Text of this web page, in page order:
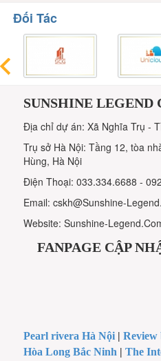
Đối Tác
SUNSHINE LEGEND
Địa chỉ dự án: Xã Nghĩa Trụ -
Trụ sở Hà Nội: Tầng 12, tòa
Hùng, Hà Nội
Điện Thoại: 033.334.6688 -
Email: cskh@Sunshine-
Website: Sunshine-
FANPAGE CẬP
Pearl rivera Hà Nội |Review
Hòa Long Bắc Ninh |The